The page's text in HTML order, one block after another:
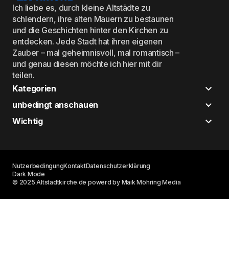
Ich liebe es, durch kleine Altstädte zu
schlendern, ihre alten Mauern zu bestaunen
und die Geschichten hinter den Kirchen zu
entdecken. Jede Stadt hat ihren eigenen
Zauber – mal geheimnisvoll, mal romantisch –
und genau diesen möchte ich hier mit dir
teilen.
Kategorien
unbedingt anschauen
Wichtig
© 2025 Altstadtkirche.de powerd by Maik Möhring Media
NutzerbedingungKontaktDatenschutzerklärung
Dark Mode